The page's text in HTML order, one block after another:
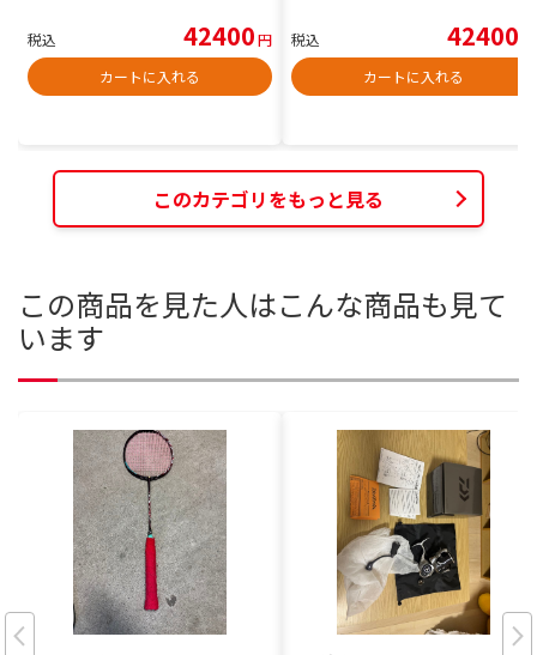
税込 42400円
カートに入れる
税込 42400
カートに入れる
このカテゴリをもっと見る
この商品を見た人はこんな商品も見て
います